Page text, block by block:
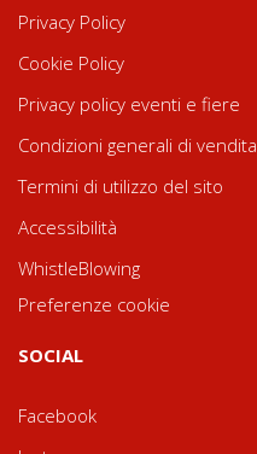
Privacy Policy
Cookie Policy
Privacy policy eventi e fiere
Condizioni generali di vendita
Termini di utilizzo del sito
Accessibilità
WhistleBlowing
Preferenze cookie
SOCIAL
Facebook